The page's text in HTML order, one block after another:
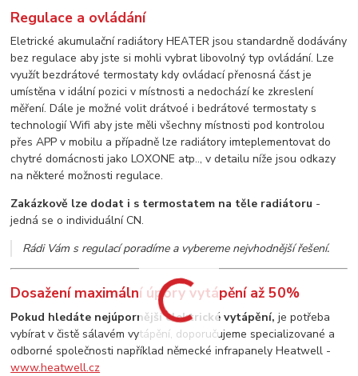
Regulace a ovládání
Eletrické akumulační radiátory HEATER jsou standardně dodávány
bez regulace aby jste si mohli vybrat libovolný typ ovládání. Lze
využít bezdrátové termostaty kdy ovládací přenosná část je
umístěna v idální pozici v místnosti a nedochází ke zkreslení
měření. Dále je možné volit drátvoé i bedrátové termostaty s
technologií Wifi aby jste měli všechny místnosti pod kontrolou
přes APP v mobilu a případně lze radiátory imteplementovat do
chytré domácnosti jako LOXONE atp.., v detailu níže jsou odkazy
na některé možnosti regulace.
Zakázkově lze dodat i s termostatem na těle radiátoru -
jedná se o individuální CN.
Rádi Vám s regulací poradíme a vybereme nejvhodnější řešení.
Dosažení maximální úpory vytápění až 50%
Pokud hledáte nejúpornější elektrické vytápění, je potřeba
vybírat v čistě sálavém vytápění, doporučujeme specializované a
odborné společnosti například německé infrapanely Heatwell -
www.heatwell.cz